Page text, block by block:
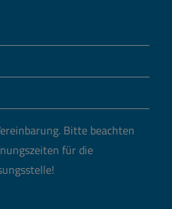
Bitte beachten
für die